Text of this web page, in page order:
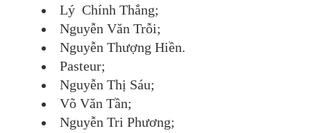
Lý  Chính Thắng;
Nguyễn Văn Trỗi;
Nguyễn Thượng Hiền.
Pasteur;
Nguyễn Thị Sáu;
Võ Văn Tần;
Nguyễn Tri Phương;